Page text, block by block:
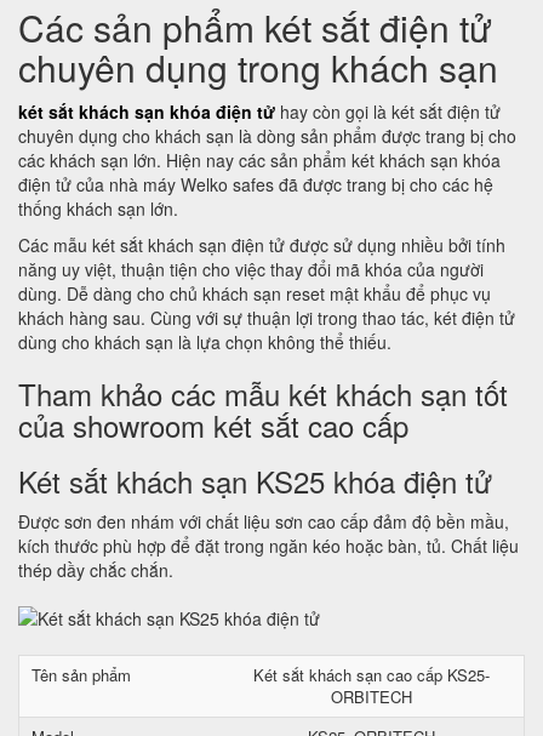
Các sản phẩm két sắt điện tử
chuyên dụng trong khách sạn
két sắt khách sạn khóa điện tử hay còn gọi là két sắt điện tử
chuyên dụng cho khách sạn là dòng sản phẩm được trang bị cho
các khách sạn lớn. Hiện nay các sản phẩm két khách sạn khóa
điện tử của nhà máy Welko safes đã được trang bị cho các hệ
thống khách sạn lớn.
Các mẫu két sắt khách sạn điện tử được sử dụng nhiều bởi tính
năng uy việt, thuận tiện cho việc thay đổi mã khóa của người
dùng. Dễ dàng cho chủ khách sạn reset mật khẩu để phục vụ
khách hàng sau. Cùng với sự thuận lợi trong thao tác, két điện tử
dùng cho khách sạn là lựa chọn không thể thiếu.
Tham khảo các mẫu két khách sạn tốt
của showroom két sắt cao cấp
Két sắt khách sạn KS25 khóa điện tử
Được sơn đen nhám với chất liệu sơn cao cấp đảm độ bền mầu,
kích thước phù hợp để đặt trong ngăn kéo hoặc bàn, tủ. Chất liệu
thép dầy chắc chắn.
Tên sản phẩm
Két sắt khách sạn cao cấp KS25-
ORBITECH